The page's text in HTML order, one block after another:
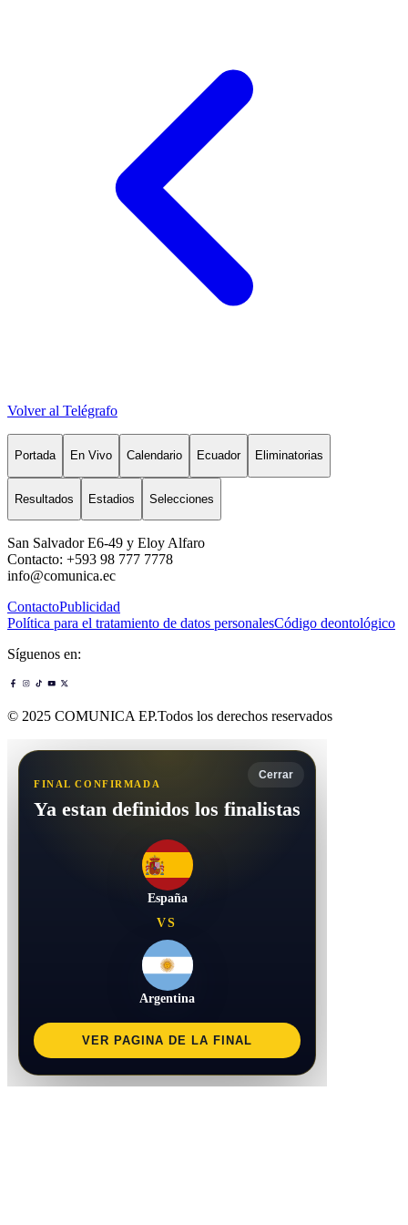
Volver al Telégrafo
Portada En Vivo Calendario Ecuador Eliminatorias
Resultados Estadios Selecciones
San Salvador E6-49 y Eloy Alfaro
Contacto: +593 98 777 7778
info@comunica.ec
ContactoPublicidad
Política para el tratamiento de datos personalesCódigo deontológico
Síguenos en:
© 2025 COMUNICA EP.Todos los derechos reservados
Cerrar
FINAL CONFIRMADA
Ya estan definidos los finalistas
España
VS
Argentina
VER PAGINA DE LA FINAL